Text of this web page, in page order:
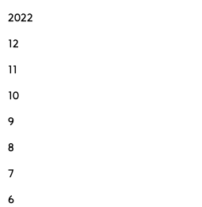
2022
12
11
10
9
8
7
6